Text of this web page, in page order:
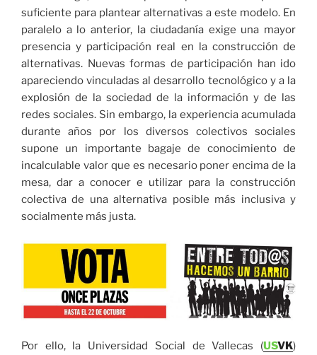
suficiente para plantear alternativas a este modelo. En
paralelo a lo anterior, la ciudadanía exige una mayor
presencia y participación real en la construcción de
alternativas. Nuevas formas de participación han ido
apareciendo vinculadas al desarrollo tecnológico y a la
explosión de la sociedad de la información y de las
redes sociales. Sin embargo, la experiencia acumulada
durante años por los diversos colectivos sociales
supone un importante bagaje de conocimiento de
incalculable valor que es necesario poner encima de la
mesa, dar a conocer e utilizar para la construcción
colectiva de una alternativa posible más inclusiva y
socialmente más justa.
Por ello, la Universidad Social de Vallecas (USVK)